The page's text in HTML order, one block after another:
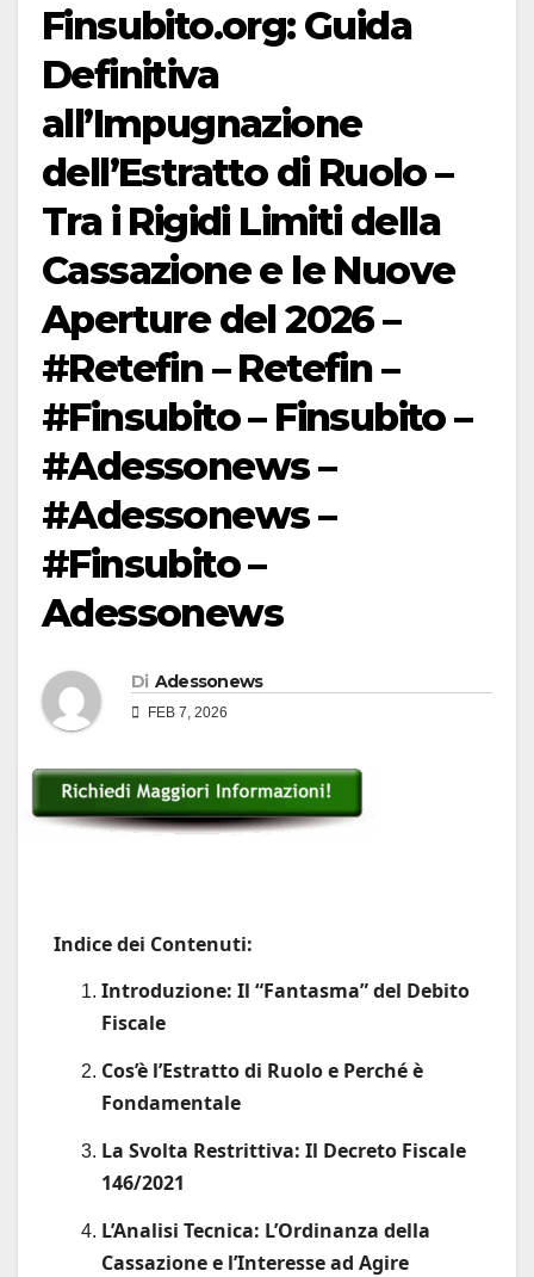
Finsubito.org: Guida
Definitiva
all’Impugnazione
dell’Estratto di Ruolo –
Tra i Rigidi Limiti della
Cassazione e le Nuove
Aperture del 2026 –
#Retefin – Retefin –
#Finsubito – Finsubito –
#Adessonews –
#Adessonews –
#Finsubito –
Adessonews
Di Adessonews
FEB 7, 2026
Indice dei Contenuti:
Introduzione: Il “Fantasma” del Debito
Fiscale
Cos’è l’Estratto di Ruolo e Perché è
Fondamentale
La Svolta Restrittiva: Il Decreto Fiscale
146/2021
L’Analisi Tecnica: L’Ordinanza della
Cassazione e l’Interesse ad Agire